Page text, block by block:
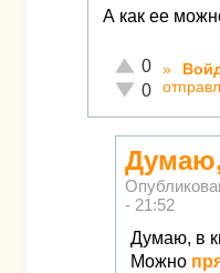
А как ее
Отлично!
0
Неадекватно!
0
»
- 21:52
Думаю, в
Можно